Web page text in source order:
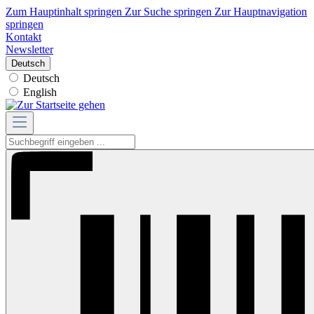
Zum Hauptinhalt springen Zur Suche springen Zur Hauptnavigation
springen
Kontakt
Newsletter
Deutsch
Deutsch
English